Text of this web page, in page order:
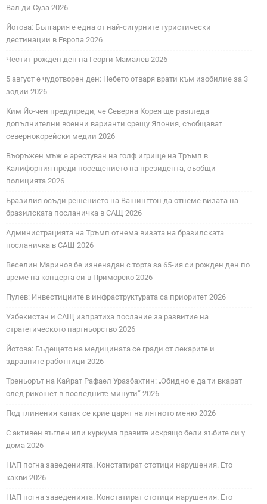
Вал ди Суза 2026
Йотова: България е една от най-сигурните туристически
дестинации в Европа 2026
Честит рожден ден на Георги Мамалев 2026
5 август е чудотворен ден: Небето отваря врати към изобилие за 3
зодии 2026
Ким Йо-чен предупреди, че Северна Корея ще разгледа
допълнителни военни варианти срещу Япония, съобщават
севернокорейски медии 2026
Въоръжен мъж е арестуван на голф игрище на Тръмп в
Калифорния преди посещението на президента, съобщи
полицията 2026
Бразилия осъди решението на Вашингтон да отнеме визата на
бразилската посланичка в САЩ 2026
Администрацията на Тръмп отнема визата на бразилската
посланичка в САЩ 2026
Веселин Маринов бе изненадан с торта за 65-ия си рожден ден по
време на концерта си в Приморско 2026
Пулев: Инвестициите в инфраструктурата са приоритет 2026
Узбекистан и САЩ изпратиха послание за развитие на
стратегическото партньорство 2026
Йотова: Бъдещето на медицината се гради от лекарите и
здравните работници 2026
Треньорът на Кайрат Рафаел Уразбахтин: „Обидно е да ти вкарат
след рикошет в последните минути“ 2026
Под глинения капак се крие царят на лятното меню 2026
С активен въглен или куркума правите искрящо бели зъбите си у
дома 2026
НАП погна заведенията. Констатират стотици нарушения. Ето
какви 2026
НАП погна заведенията. Констатират стотици нарушения. Ето